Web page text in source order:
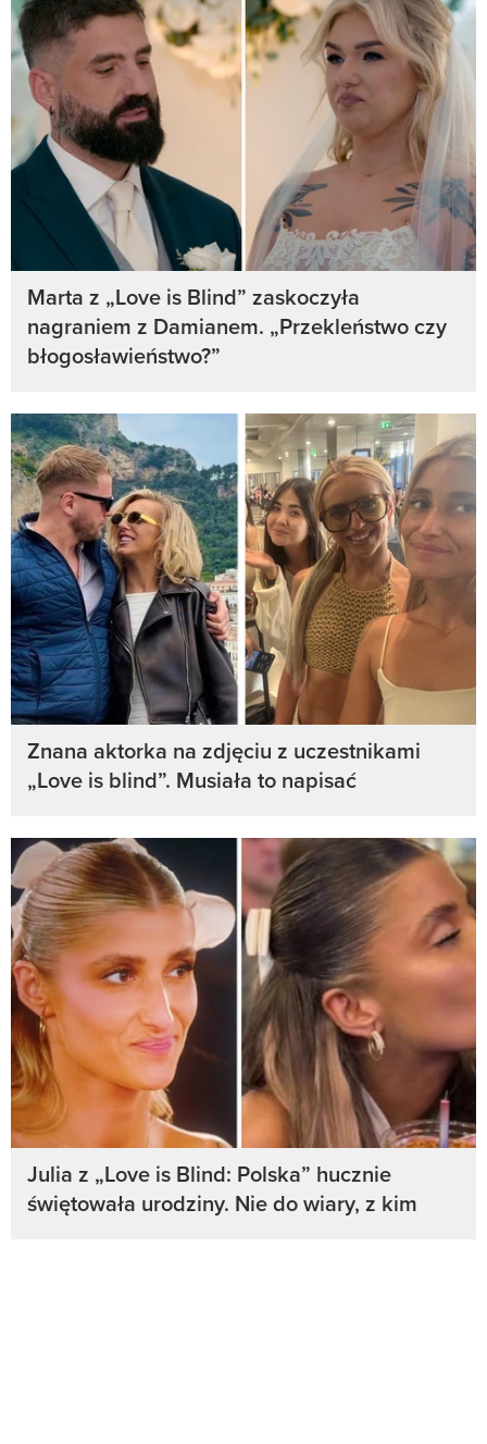
Marta z „Love is Blind” zaskoczyła
nagraniem z Damianem. „Przekleństwo czy
błogosławieństwo?”
Znana aktorka na zdjęciu z uczestnikami
„Love is blind”. Musiała to napisać
Julia z „Love is Blind: Polska” hucznie
świętowała urodziny. Nie do wiary, z kim